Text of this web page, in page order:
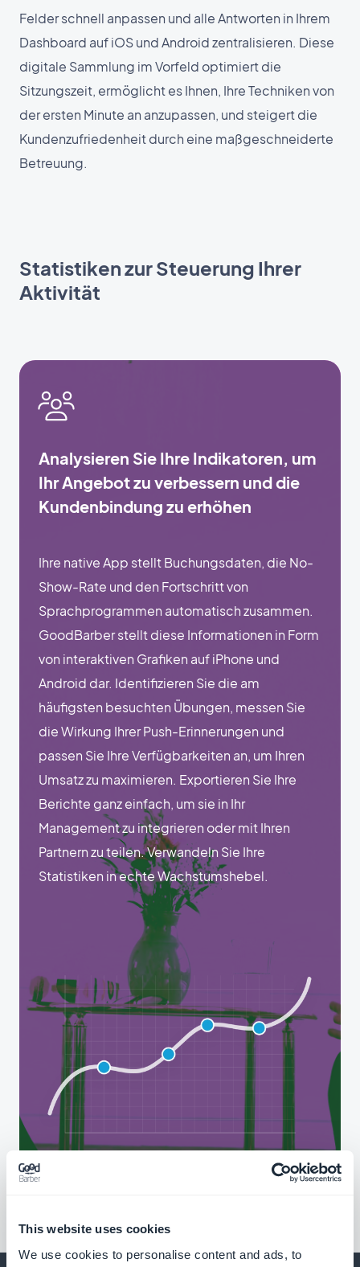
This website uses cookies
We use cookies to personalise content and ads, to
Felder schnell anpassen und alle Antworten in Ihrem
Dashboard auf iOS und Android zentralisieren. Diese
digitale Sammlung im Vorfeld optimiert die
Sitzungszeit, ermöglicht es Ihnen, Ihre Techniken von
der ersten Minute an anzupassen, und steigert die
Kundenzufriedenheit durch eine maßgeschneiderte
Betreuung.
Statistiken zur Steuerung Ihrer
Aktivität
Analysieren Sie Ihre Indikatoren, um
Ihr Angebot zu verbessern und die
Kundenbindung zu erhöhen
Ihre native App stellt Buchungsdaten, die No-
Show-Rate und den Fortschritt von
Sprachprogrammen automatisch zusammen.
GoodBarber stellt diese Informationen in Form
von interaktiven Grafiken auf iPhone und
Android dar. Identifizieren Sie die am
häufigsten besuchten Übungen, messen Sie
die Wirkung Ihrer Push-Erinnerungen und
passen Sie Ihre Verfügbarkeiten an, um Ihren
Umsatz zu maximieren. Exportieren Sie Ihre
Berichte ganz einfach, um sie in Ihr
Management zu integrieren oder mit Ihren
Partnern zu teilen. Verwandeln Sie Ihre
Statistiken in echte Wachstumshebel.